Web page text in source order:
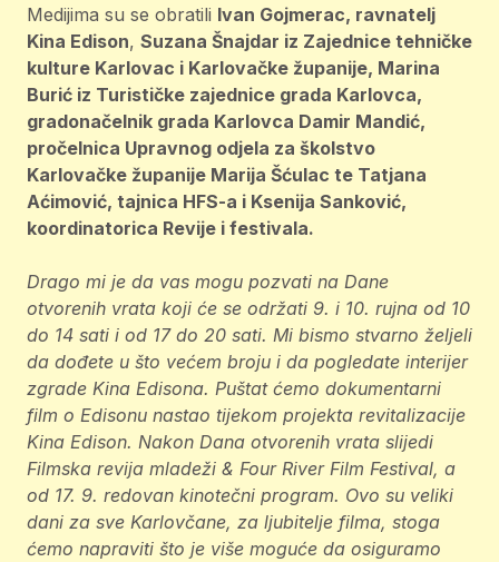
Medijima su se obratili Ivan Gojmerac, ravnatelj
Kina Edison, Suzana Šnajdar iz Zajednice tehničke
kulture Karlovac i Karlovačke županije, Marina
Burić iz Turističke zajednice grada Karlovca,
gradonačelnik grada Karlovca Damir Mandić,
pročelnica Upravnog odjela za školstvo
Karlovačke županije Marija Šćulac te Tatjana
Aćimović, tajnica HFS-a i Ksenija Sanković,
koordinatorica Revije i festivala.
Drago mi je da vas mogu pozvati na Dane
otvorenih vrata koji će se održati 9. i 10. rujna od 10
do 14 sati i od 17 do 20 sati. Mi bismo stvarno željeli
da dođete u što većem broju i da pogledate interijer
zgrade Kina Edisona. Puštat ćemo dokumentarni
film o Edisonu nastao tijekom projekta revitalizacije
Kina Edison. Nakon Dana otvorenih vrata slijedi
Filmska revija mladeži & Four River Film Festival, a
od 17. 9. redovan kinotečni program. Ovo su veliki
dani za sve Karlovčane, za ljubitelje filma, stoga
ćemo napraviti što je više moguće da osiguramo